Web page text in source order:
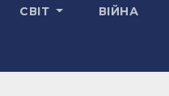
СВІТ ВІЙНА